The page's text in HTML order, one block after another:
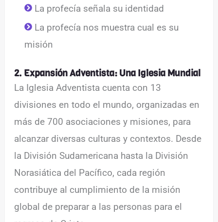
La profecía señala su identidad
La profecía nos muestra cual es su
misión
2. Expansión Adventista: Una Iglesia Mundial
La Iglesia Adventista cuenta con 13
divisiones en todo el mundo, organizadas en
más de 700 asociaciones y misiones, para
alcanzar diversas culturas y contextos. Desde
la División Sudamericana hasta la División
Norasiática del Pacífico, cada región
contribuye al cumplimiento de la misión
global de preparar a las personas para el